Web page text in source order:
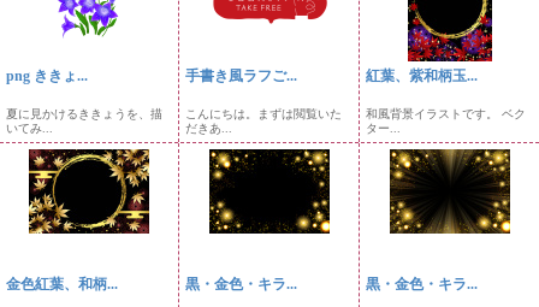
png ききょ...
夏に見かけるききょうを、描
いてみ...
手書き風ラフご...
こんにちは。まずは閲覧いた
だきあ...
紅葉、紫和柄玉...
和風背景イラストです。 ベク
ター...
金色紅葉、和柄... 黒・金色・キラ... 黒・金色・キラ...